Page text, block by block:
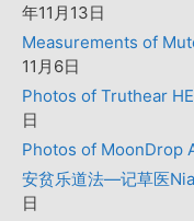
年11月13日
Measurements of
11月6日
Photos of Truthear
日
Photos of MoonDrop
安贫乐道法—记草医
日